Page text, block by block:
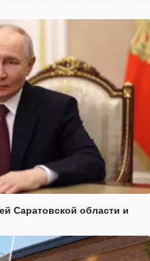
Саратовской области и